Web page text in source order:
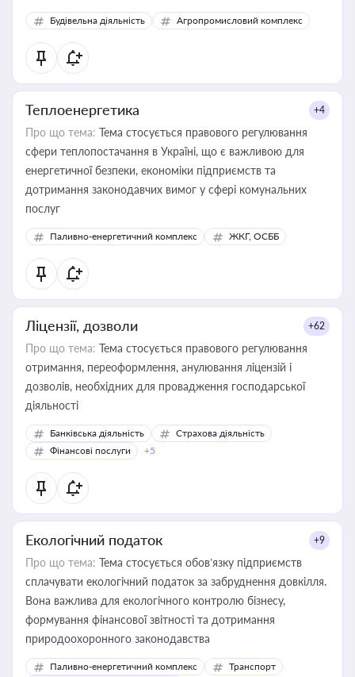
Будівельна діяльність Агропромисловий комплекс
Теплоенергетика +4
Про що тема: Тема стосується правового регулювання
сфери теплопостачання в Україні, що є важливою для
енергетичної безпеки, економіки підприємств та
дотримання законодавчих вимог у сфері комунальних
послуг
Паливно-енергетичний комплекс ЖКГ, ОСББ
Ліцензії, дозволи +62
Про що тема: Тема стосується правового регулювання
отримання, переоформлення, анулювання ліцензій і
дозволів, необхідних для провадження господарської
діяльності
Банківська діяльність
Страхова діяльність
Фінансові послуги
+5
Екологічний податок +9
Про що тема: Тема стосується обов’язку підприємств
сплачувати екологічний податок за забруднення довкілля.
Вона важлива для екологічного контролю бізнесу,
формування фінансової звітності та дотримання
природоохоронного законодавства
Паливно-енергетичний комплекс
Транспорт